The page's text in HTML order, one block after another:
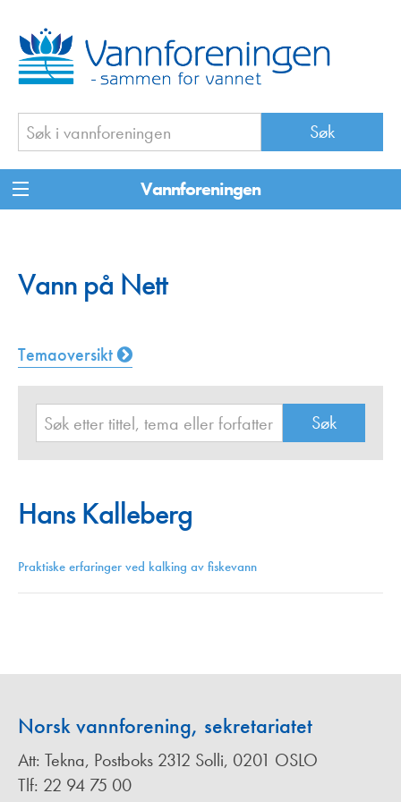
Vannforeningen
Vann på Nett
Temaoversikt
Hans Kalleberg
Praktiske erfaringer ved kalking av fiskevann
Norsk vannforening, sekretariatet
Att: Tekna, Postboks 2312 Solli, 0201 OSLO
Tlf: 22 94 75 00